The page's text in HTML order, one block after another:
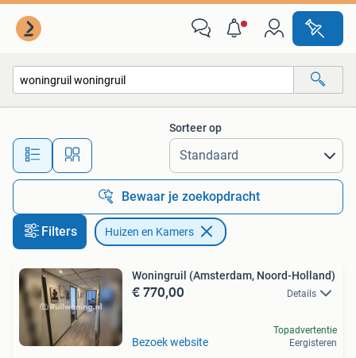
Alle afstanden…
Sorteer op
Bewaar je zoekopdracht
Filters Huizen en Kamers
Woningruil (Amsterdam, Noord-Holland)
€ 770,00 Details
Bezoek website
Topadvertentie
Eergisteren